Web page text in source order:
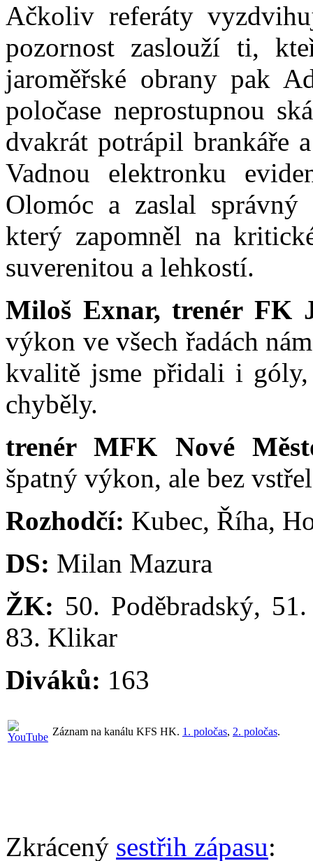
Ačkoliv referáty
pozornost zaslouží ti,
jaroměřské obrany pak
poločase neprostupnou
dvakrát potrápil brankáře
Vadnou elektronku
Olomóc a zaslal
který zapomněl na
suverenitou a lehkostí.
Miloš Exnar, trenér FK
výkon ve všech řadách
kvalitě jsme přidali i góly,
chyběly.
trenér MFK Nové
špatný výkon, ale bez
Rozhodčí: Kubec, Říha,
DS: Milan Mazura
ŽK: 50. Poděbradský,
83. Klikar
Diváků: 163
Záznam na kanálu KFS HK. 1. poločas, 2. poločas.
Zkrácený sestřih zápasu: